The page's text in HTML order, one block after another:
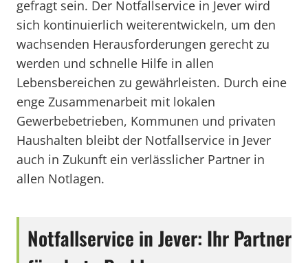
gefragt sein. Der Notfallservice in Jever wird
sich kontinuierlich weiterentwickeln, um den
wachsenden Herausforderungen gerecht zu
werden und schnelle Hilfe in allen
Lebensbereichen zu gewährleisten. Durch eine
enge Zusammenarbeit mit lokalen
Gewerbebetrieben, Kommunen und privaten
Haushalten bleibt der Notfallservice in Jever
auch in Zukunft ein verlässlicher Partner in
allen Notlagen.
Notfallservice in Jever: Ihr Partner